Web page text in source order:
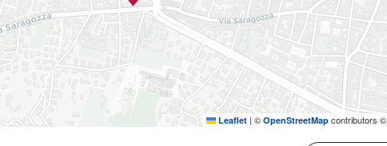
Leaflet | © OpenStreetMapcontributors ©